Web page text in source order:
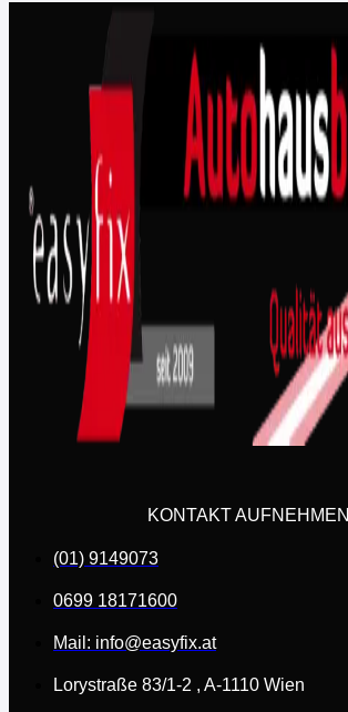
KONTAKT AUFNEHMEN
(01) 9149073
0699 18171600
Mail: info@easyfix.at
Lorystraße 83/1-2 , A-1110 Wien